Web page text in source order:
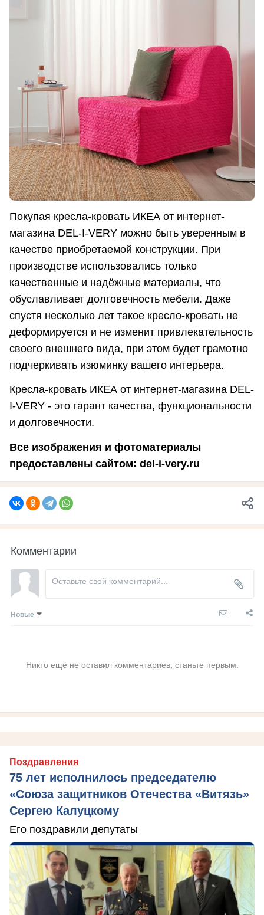
Покупая кресла-кровать ИКЕА от интернет-
магазина DEL-I-VERY можно быть уверенным в
качестве приобретаемой конструкции. При
производстве использовались только
качественные и надёжные материалы, что
обуславливает долговечность мебели. Даже
спустя несколько лет такое кресло-кровать не
деформируется и не изменит привлекательность
своего внешнего вида, при этом будет грамотно
подчеркивать изюминку вашего интерьера.
Кресла-кровать ИКЕА от интернет-магазина DEL-
I-VERY - это гарант качества, функциональности
и долговечности.
Все изображения и фотоматериалы
предоставлены сайтом: del-i-very.ru
Комментарии
Новые
Никто ещё не оставил комментариев, станьте первым.
Поздравления
75 лет исполнилось председателю
«Союза защитников Отечества «Витязь»
Сергею Калуцкому
Его поздравили депутаты